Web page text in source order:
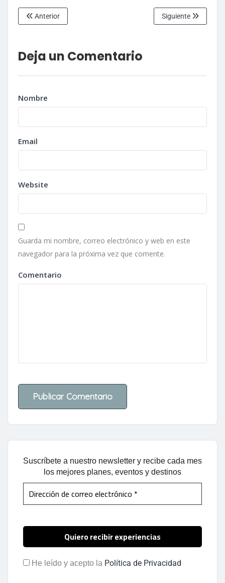
Anterior Siguiente
Deja un Comentario
Nombre
Email
Website
Guarda mi nombre, correo electrónico y web en este
navegador para la próxima vez que comente.
Comentario
Suscríbete a nuestro newsletter y recibe cada mes
los mejores planes, eventos y destinos
He leído y acepto la Política de Privacidad